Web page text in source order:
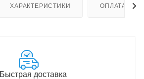
ХАРАКТЕРИСТИКИ ОПЛАТА
Быстрая доставка